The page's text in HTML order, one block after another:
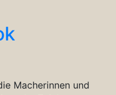
Macherinnen und